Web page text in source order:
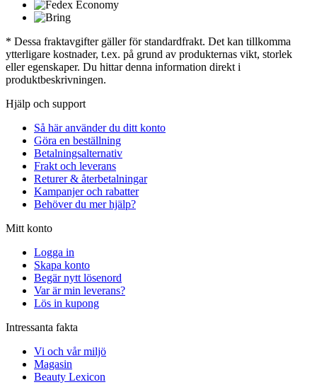
* Dessa fraktavgifter gäller för standardfrakt. Det kan tillkomma
ytterligare kostnader, t.ex. på grund av produkternas vikt, storlek
eller egenskaper. Du hittar denna information direkt i
produktbeskrivningen.
Hjälp och support
Så här använder du ditt konto
Göra en beställning
Betalningsalternativ
Frakt och leverans
Returer & återbetalningar
Kampanjer och rabatter
Behöver du mer hjälp?
Mitt konto
Logga in
Skapa konto
Begär nytt lösenord
Var är min leverans?
Lös in kupong
Intressanta fakta
Vi och vår miljö
Magasin
Beauty Lexicon